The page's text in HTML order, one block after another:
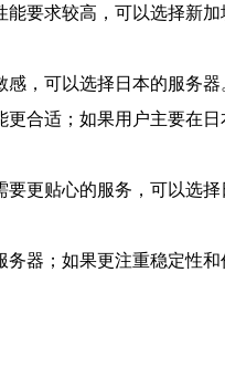
要求较高，可以选择新加
，可以选择日本的服务器
合适；如果用户主要在
更贴心的服务，可以选择
器；如果更注重稳定性